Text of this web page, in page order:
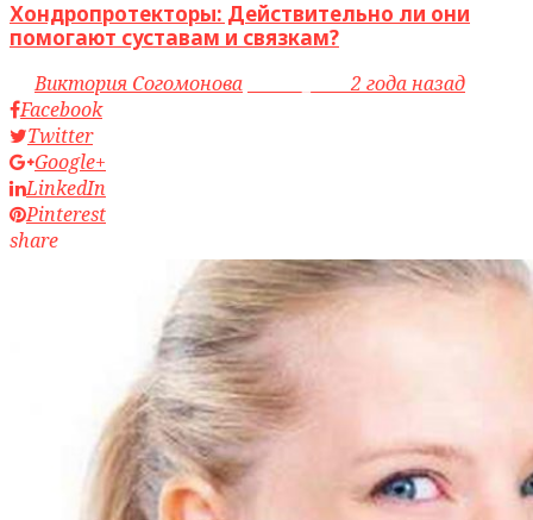
Хондропротекторы: Действительно ли они
помогают суставам и связкам?
byВиктория Согомонова access_time2 года назад
Facebook
Twitter
Google+
LinkedIn
Pinterest
share